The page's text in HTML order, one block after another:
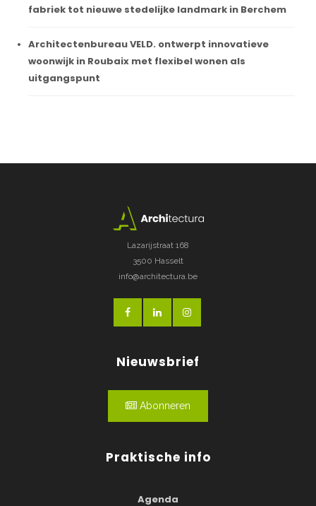
fabriek tot nieuwe stedelijke landmark in Berchem
Architectenbureau VELD. ontwerpt innovatieve
woonwijk in Roubaix met flexibel wonen als
uitgangspunt
Lazarijstraat 168
3500 Hasselt
info@architectura.be
Nieuwsbrief
Abonneren
Praktische info
Agenda